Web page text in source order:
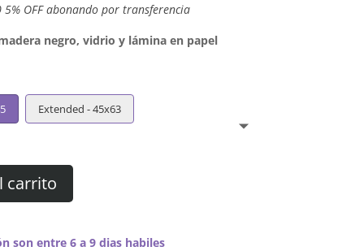
OFF abonando por transferencia
negro, vidrio y lámina en papel
Extended - 45x63
carrito
son entre 6 a 9 dias habiles